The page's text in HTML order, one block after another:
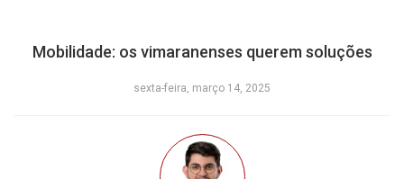
Mobilidade: os vimaranenses querem soluções
sexta-feira, março 14, 2025